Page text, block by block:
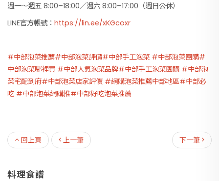
料理食譜
週一～週五 8:00–18:00／週六 8:00–17:00（週日公休）
LINE官方帳號： https://lin.ee/xKGcoxr
#中部泡菜推薦#中部泡菜評價#中部手工泡菜 #中部泡菜團購#
中部泡菜哪裡買 #中部人氣泡菜品牌#中部手工泡菜團購 #中部泡
菜宅配到府#中部泡菜店家評價 #網購泡菜推薦中部地區#中部必
吃 #中部泡菜網購推#中部好吃泡菜推薦
回上頁 下一筆
上一筆